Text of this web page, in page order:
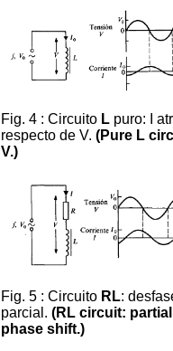
Fig. 4 : Circuito L puro: I
respecto de V. (Pure L
V.)
Fig. 5 : Circuito RL:
parcial. (RL circuit:
phase shift.)